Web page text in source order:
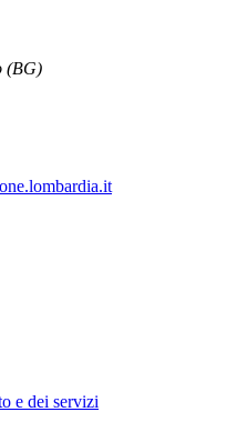
(BG)
e dei servizi